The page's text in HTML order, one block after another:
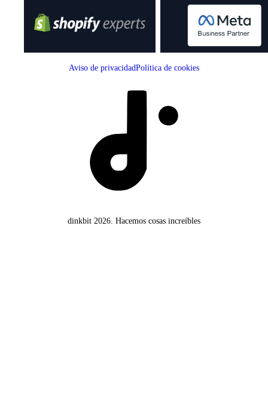
dinkbit 2026. Hacemos cosas increíbles
Aviso de privacidadPolítica de cookies